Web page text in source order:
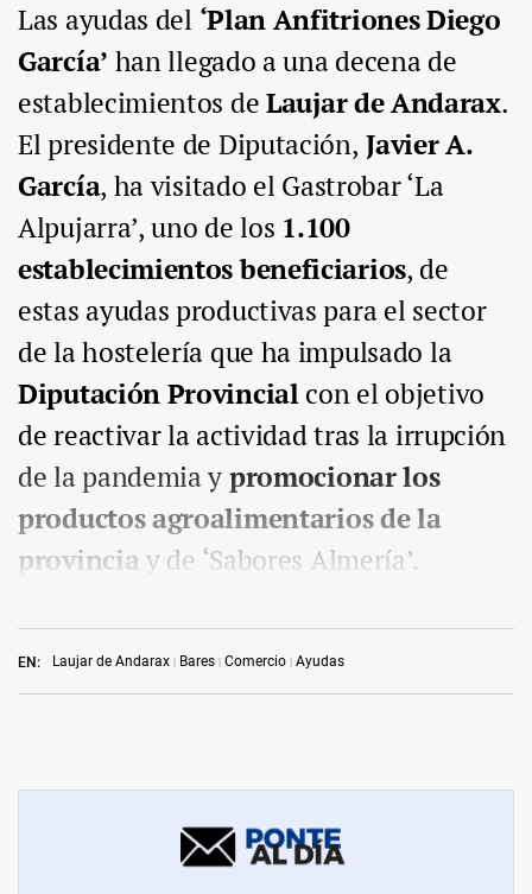
EN: Laujar de Andarax Bares Comercio Ayudas
Las ayudas del ‘Plan Anfitriones Diego
García’ han llegado a una decena de
establecimientos deLaujar de Andarax.
El presidente de Diputación, Javier A.
García, ha visitado el Gastrobar ‘La
Alpujarra’, uno de los 1.100
establecimientos beneficiarios, de
estas ayudas productivas para el sector
de la hostelería que ha impulsado la
Diputación Provincial con el objetivo
de reactivar la actividad tras la irrupción
de la pandemia ypromocionar los
productos agroalimentarios de la
provinciay de ‘Sabores Almería’.